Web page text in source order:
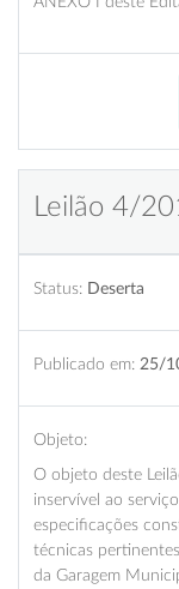
Leilão 4/
Status: Deserta
Publicado em: 25/
Objeto:
O objeto deste
inservível ao
especificações
técnicas
da Garagem